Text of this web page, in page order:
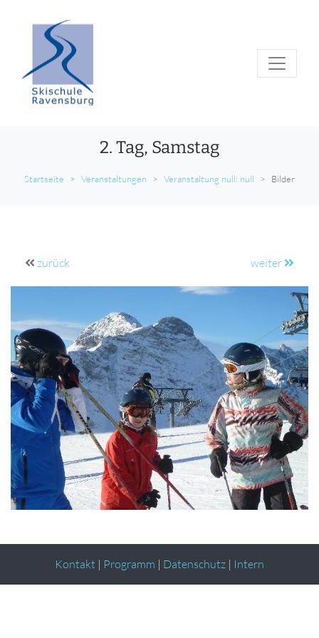
2. Tag, Samstag
Startseite Veranstaltungen Veranstaltung null: null Bilder
zurück weiter
Kontakt | Programm | Datenschutz | Intern